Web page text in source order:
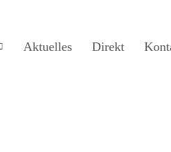
Aktuelles Direkt